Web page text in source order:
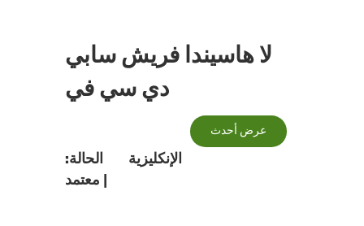
لا هاسيندا فريش سابي
دي سي في
عرض أحدث
الحالة:
معتمد |
الإنكليزية